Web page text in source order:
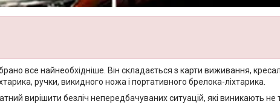
все найнеобхідніше. Він складається з карти виживання,
ручки, викидного ножа і портативного брелока-ліхтарика.
вирішити безліч непередбачуваних ситуацій, які виникають не